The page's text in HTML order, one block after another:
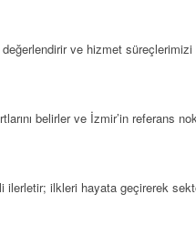
ve hizmet
belirler ve İzmir’in referans
ilkleri hayata geçirerek